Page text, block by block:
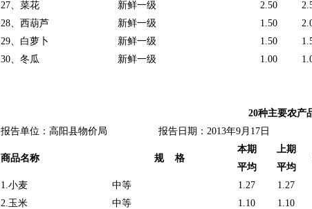
27、菜花
新鲜一级 2.50
28、西葫芦
新鲜一级 1.50
29、白萝卜
新鲜一级 1.50
30、冬瓜
新鲜一级 1.00
20种主要农产
报告单位：高阳县物价局 报告日期：2013年9月17日
商品名称 规 格
本期
平均
上期
平均
1.小麦 中等 1.27 1.27
2.玉米
中等 1.10 1.10